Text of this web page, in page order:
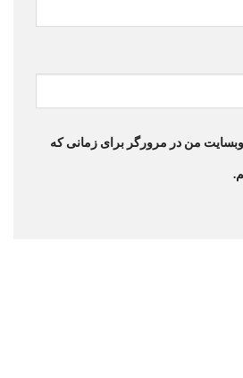
وبسایت من در مرورگر برای زمانی که